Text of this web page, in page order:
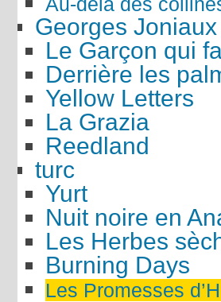
Georges Joniaux
Le Garçon qui
Derrière les
Yellow Letters
La Grazia
Reedland
turc
Yurt
Nuit noire en
Les Herbes
Burning Days
Les Promesses